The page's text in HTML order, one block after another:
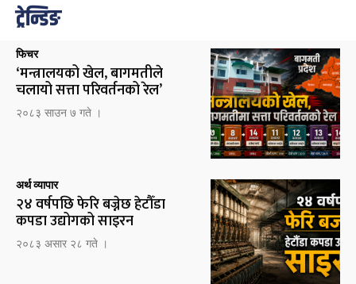
ट्रेन्डिङ
फिचर
‘मन्त्रालयको खेल, बागमतीले
चलायो सत्ता परिवर्तनको रेल’
२०८३ साउन ७ गते ।
अर्थ व्यापार
२४ वर्षपछि फेरि बज्नेछ हेटौँडा
कपडा उद्योगको साइरन
२०८३ असार २८ गते ।